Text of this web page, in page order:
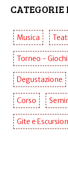
DATE
Musica
Torneo - Giochi
Degustazione
Corso
Gite e